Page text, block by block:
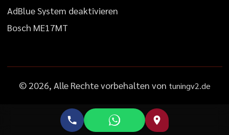
AdBlueSystem deaktivieren
Bosch ME17MT
© 2026, Alle Rechte vorbehalten von tuningv2.de